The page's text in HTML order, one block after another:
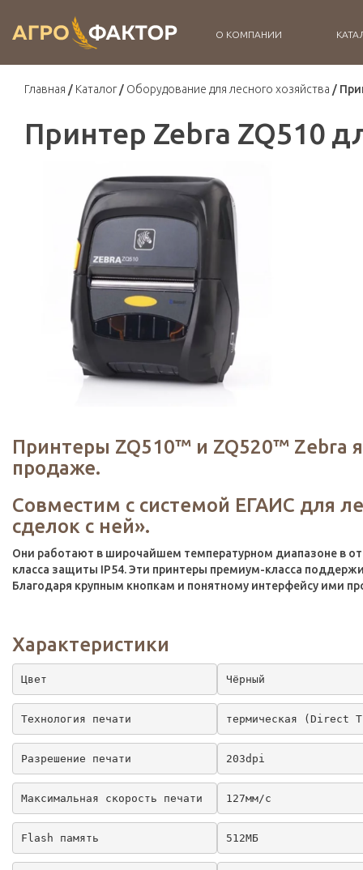
О КОМПАНИИ
Главная Каталог Оборудование для лесного хозяйства
Принтер Zebra ZQ510
Принтеры ZQ510™ и ZQ520™ Zebra
продаже.
Совместим с системой ЕГАИС для
сделок с ней».
Они работают в широчайшем температурном диапазоне в
класса защиты IP54. Эти принтеры премиум-класса
Благодаря крупным кнопкам и понятному интерфейсу ими
Характеристики
Цвет Чёрный
Технология печати термическая (Direct
Разрешение печати 203dpi
Максимальная скорость печати 127мм/с
Flash память 512МБ